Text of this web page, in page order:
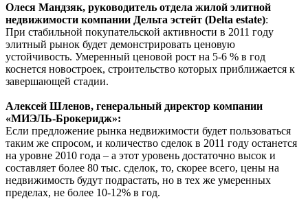
Олеся Мандзяк, руководитель отдела жилой элитной
недвижимости компании Дельта эстейт (Delta estate):
При стабильной покупательской активности в 2011 году
элитный рынок будет демонстрировать ценовую
устойчивость. Умеренный ценовой рост на 5-6 % в год
коснется новостроек, строительство которых приближается к
завершающей стадии.
Алексей Шленов, генеральный директор компании
«МИЭЛЬ-Брокеридж»:
Если предложение рынка недвижимости будет пользоваться
таким же спросом, и количество сделок в 2011 году останется
на уровне 2010 года – а этот уровень достаточно высок и
составляет более 80 тыс. сделок, то, скорее всего, цены на
недвижимость будут подрастать, но в тех же умеренных
пределах, не более 10-12% в год.